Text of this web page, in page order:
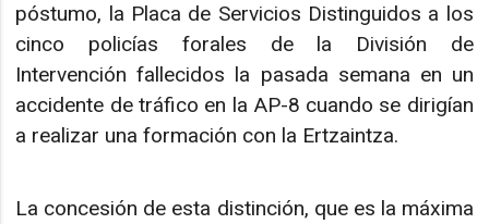
póstumo, la Placa de Servicios Distinguidos a los
cinco policías forales de la División de
Intervención fallecidos la pasada semana en un
accidente de tráfico en la AP-8 cuando se dirigían
a realizar una formación con la Ertzaintza.
La concesión de esta distinción, que es la máxima